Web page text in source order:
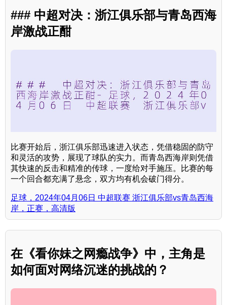
### 中超对决：浙江俱乐部与青岛西海
岸激战正酣
比赛开始后，浙江俱乐部迅速进入状态，凭借稳固的防守
和灵活的攻势，展现了球队的实力。而青岛西海岸则凭借
其快速的反击和精准的传球，一度给对手施压。比赛的每
一个回合都充满了悬念，双方均有机会破门得分。
足球，2024年04月06日 中超联赛 浙江俱乐部vs青岛西海
岸，正赛，高清版
在《看你妹之网瘾战争》中，主角是
如何面对网络沉迷的挑战的？